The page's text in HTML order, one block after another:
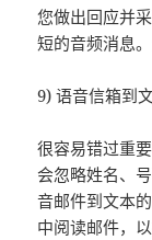
您做出回应并
短的音频消息
9) 语音信箱到
很容易错过重
会忽略姓名、
音邮件到文本
中阅读邮件，